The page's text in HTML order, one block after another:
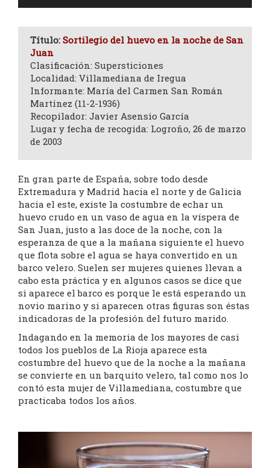
Título: Sortilegio del huevo en la noche de San
Juan
Clasificación: Supersticiones
Localidad: Villamediana de Iregua
Informante: María del Carmen San Román
Martínez (11-2-1936)
Recopilador: Javier Asensio García
Lugar y fecha de recogida: Logroño, 26 de marzo
de 2003
En gran parte de España, sobre todo desde
Extremadura y Madrid hacia el norte y de Galicia
hacia el este, existe la costumbre de echar un
huevo crudo en un vaso de agua en la víspera de
San Juan, justo a las doce de la noche, con la
esperanza de que a la mañana siguiente el huevo
que flota sobre el agua se haya convertido en un
barco velero. Suelen ser mujeres quienes llevan a
cabo esta práctica y en algunos casos se dice que
si aparece el barco es porque le está esperando un
novio marino y si aparecen otras figuras son éstas
indicadoras de la profesión del futuro marido.
Indagando en la memoria de los mayores de casi
todos los pueblos de La Rioja aparece esta
costumbre del huevo que de la noche a la mañana
se convierte en un barquito velero, tal como nos lo
contó esta mujer de Villamediana, costumbre que
practicaba todos los años.